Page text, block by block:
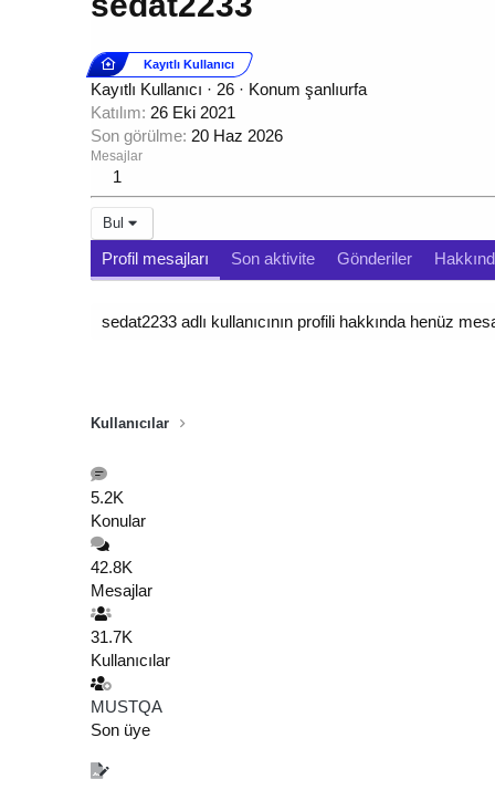
Kayıtlı Kullanıcı
Kayıtlı Kullanıcı · 26 · Konum şanlıurfa
Katılım 26 Eki 2021
Son görülme 20 Haz 2026
Mesajlar
1
Bul
Profil mesajları Son aktivite Gönderiler
sedat2233 adlı kullanıcının profili hakkında henüz
Kullanıcılar
5.2K
Konular
42.8K
Mesajlar
31.7K
Kullanıcılar
MUSTQA
Son üye